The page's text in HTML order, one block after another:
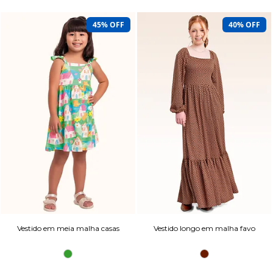
45% OFF
Vestido em meia malha casas
40% OFF
Vestido longo em malha favo